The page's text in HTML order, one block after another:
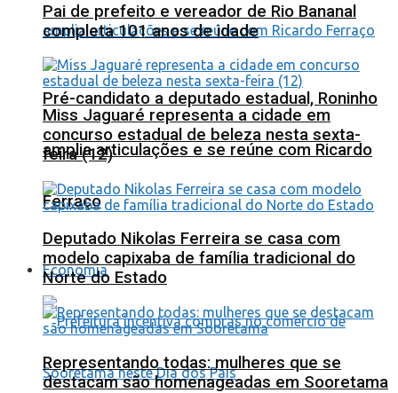
Pré-candidato a deputado estadual, Roninho
amplia articulações e se reúne com Ricardo
Ferraço
Economia
Pai de prefeito e vereador de Rio Bananal
completa 101 anos de idade
Miss Jaguaré representa a cidade em
concurso estadual de beleza nesta sexta-
feira (12)
Deputado Nikolas Ferreira se casa com
modelo capixaba de família tradicional do
Norte do Estado
Representando todas: mulheres que se
destacam são homenageadas em Sooretama